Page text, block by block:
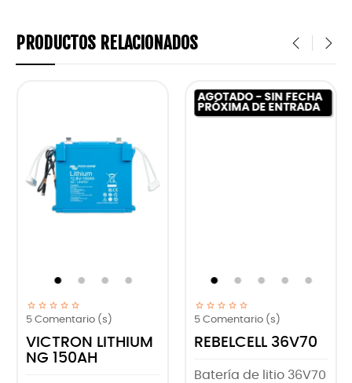
PRODUCTOS RELACIONADOS
5Comentario (s)
REBELCELL 36V70
5Comentario (s)
SMALL BMS NG